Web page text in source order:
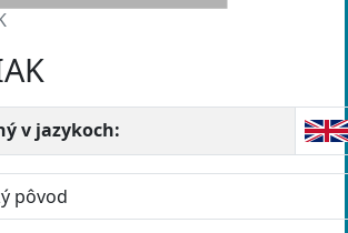
v jazykoch:
pôvod